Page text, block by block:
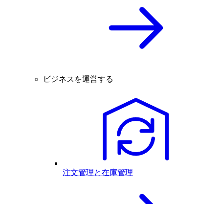
ビジネスを運営する
注文管理と在庫管理